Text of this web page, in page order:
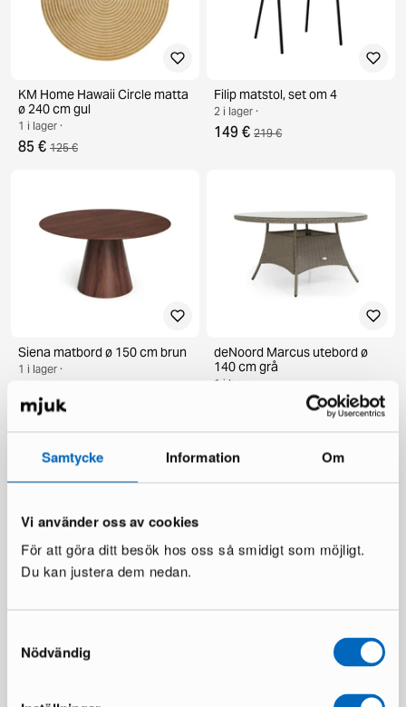
Samtycke Information Om
Vi använder oss av cookies
För att göra ditt besök hos oss så smidigt som möjligt.
Du kan justera dem nedan.
Nödvändig
KM Home Hawaii Circle matta
ø 240 cm gul
1 i lager ·
85 € 125 €
Filip matstol, set om 4
2 i lager ·
149 € 219 €
Siena matbord ø 150 cm brun
1 i lager ·
Du sparar 116 €
deNoord Marcus utebord ø
140 cm grå
1 i lager ·
300 cm vit